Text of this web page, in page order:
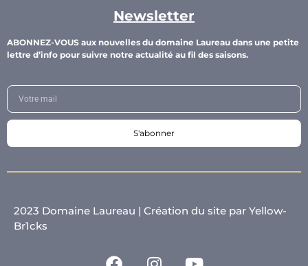
Newsletter
ABONNEZ-VOUS aux nouvelles du domaine Laureau dans une petite
lettre d’info pour suivre notre actualité au fil des saisons.
S'abonner
2023 Domaine Laureau | Création du site par Yellow-
Br1cks